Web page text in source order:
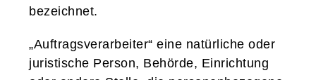
bezeichnet.
„Auftragsverarbeiter“ eine natürliche oder
juristische Person, Behörde, Einrichtung